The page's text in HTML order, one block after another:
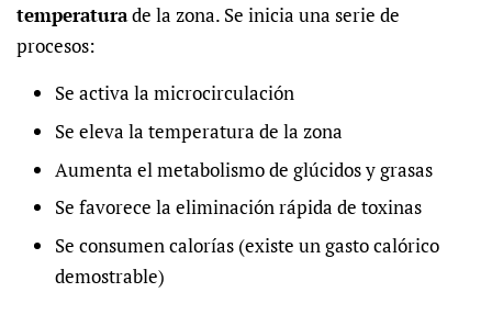
temperaturade la zona. Se inicia una serie de
procesos:
Se activa la microcirculación
Se eleva la temperatura de la zona
Aumenta el metabolismo de glúcidos y grasas
Se favorece la eliminación rápida de toxinas
Se consumen calorías (existe un gasto calórico
demostrable)